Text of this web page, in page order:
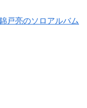
戸亮のソロアルバム